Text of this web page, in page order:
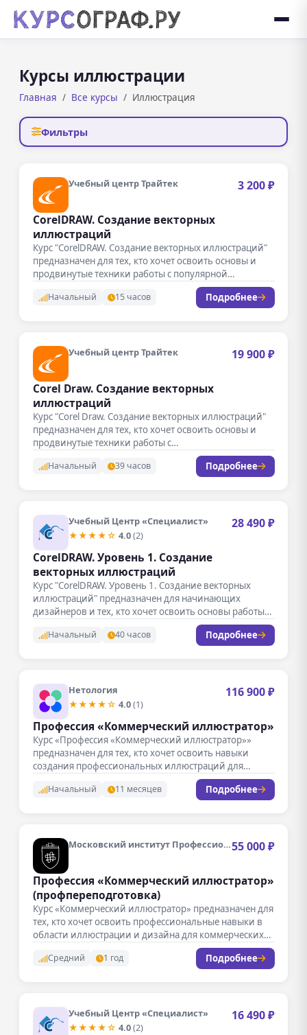
Курсы иллюстрации
Главная Все курсы Иллюстрация
Фильтры
Учебный центр Трайтек 3 200 ₽
CorelDRAW. Создание векторных
иллюстраций
Курс "CorelDRAW. Создание векторных иллюстраций"
предназначен для тех, кто хочет освоить основы и
продвинутые техники работы с популярной…
Начальный 15 часов Подробнее
Учебный центр Трайтек 19 900 ₽
Corel Draw. Создание векторных
иллюстраций
Курс "Corel Draw. Создание векторных иллюстраций"
предназначен для тех, кто хочет освоить основы и
продвинутые техники работы с…
Начальный 39 часов Подробнее
Учебный Центр «Специалист»
★★★★☆ 4.0(2)
28 490 ₽
CorelDRAW. Уровень 1. Создание
векторных иллюстраций
Курс "CorelDRAW. Уровень 1. Создание векторных
иллюстраций" предназначен для начинающих
дизайнеров и тех, кто хочет освоить основы работы…
Начальный 40 часов Подробнее
Нетология
★★★★☆ 4.0(1)
116 900 ₽
Профессия «Коммерческий иллюстратор»
Курс «Профессия «Коммерческий иллюстратор»»
предназначен для тех, кто хочет освоить навыки
создания профессиональных иллюстраций для
Начальный 11 месяцев Подробнее
Московский институт Профессионального образования55 000 ₽
Профессия «Коммерческий иллюстратор»
(профпереподготовка)
Курс «Коммерческий иллюстратор» предназначен для
тех, кто хочет освоить профессиональные навыки в
области иллюстрации и дизайна для коммерческих…
Средний 1 год Подробнее
Учебный Центр «Специалист»
★★★★☆ 4.0(2)
16 490 ₽